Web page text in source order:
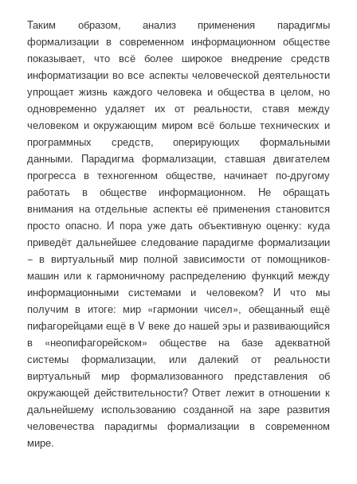
Таким образом, анализ применения парадигмы
формализации в современном информационном обществе
показывает, что всё более широкое внедрение средств
информатизации во все аспекты человеческой деятельности
упрощает жизнь каждого человека и общества в целом, но
одновременно удаляет их от реальности, ставя между
человеком и окружающим миром всё больше технических и
программных средств, оперирующих формальными
данными. Парадигма формализации, ставшая двигателем
прогресса в техногенном обществе, начинает по-другому
работать в обществе информационном. Не обращать
внимания на отдельные аспекты её применения становится
просто опасно. И пора уже дать объективную оценку: куда
приведёт дальнейшее следование парадигме формализации
− в виртуальный мир полной зависимости от помощников-
машин или к гармоничному распределению функций между
информационными системами и человеком? И что мы
получим в итоге: мир «гармонии чисел», обещанный ещё
пифагорейцами ещё в V веке до нашей эры и развивающийся
в «неопифагорейском» обществе на базе адекватной
системы формализации, или далекий от реальности
виртуальный мир формализованного представления об
окружающей действительности? Ответ лежит в отношении к
дальнейшему использованию созданной на заре развития
человечества парадигмы формализации в современном
мире.